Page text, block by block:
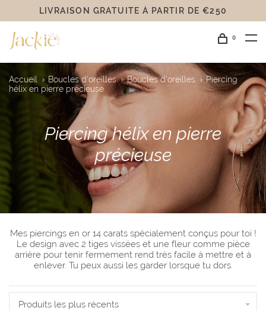
LIVRAISON GRATUITE Á PARTIR DE €250
0
Accueil Boucles d'oreilles Boucles d'oreilles
Piercing
hélix en pierre précieuse
Piercing hélix en pierre
précieuse
Mes piercings en or 14 carats spécialement conçus pour toi !
Le design avec 2 tiges vissées et une fleur comme pièce
arrière pour tenir fermement rend très facile à mettre et à
enlever. Tu peux aussi les garder lorsque tu dors.
Produits les plus récents